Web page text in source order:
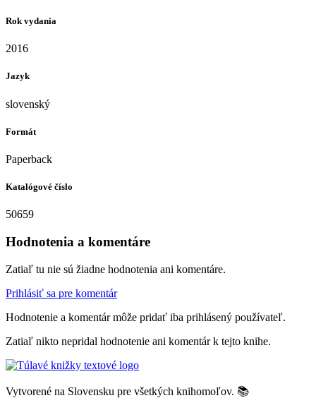
Rok vydania
2016
Jazyk
slovenský
Formát
Paperback
Katalógové číslo
50659
Hodnotenia a komentáre
Zatiaľ tu nie sú žiadne hodnotenia ani komentáre.
Prihlásiť sa pre komentár
Hodnotenie a komentár môže pridať iba prihlásený používateľ.
Zatiaľ nikto nepridal hodnotenie ani komentár k tejto knihe.
Vytvorené na Slovensku pre všetkých knihomoľov. 📚